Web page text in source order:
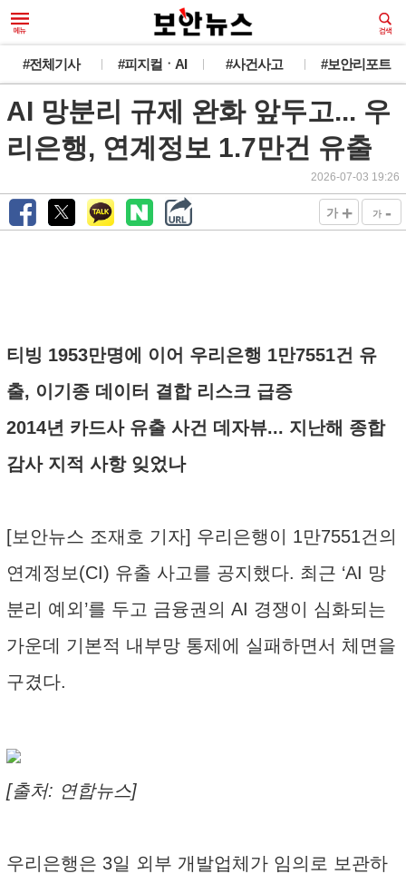
#전체기사 #피지컬ㆍAI #사건사고 #보안리포트
AI 망분리 규제 완화 앞두고... 우
리은행, 연계정보 1.7만건 유출
2026-07-03 19:26
가 + 가 -
티빙 1953만명에 이어 우리은행 1만7551건 유
출, 이기종 데이터 결합 리스크 급증
2014년 카드사 유출 사건 데자뷰... 지난해 종합
감사 지적 사항 잊었나
[보안뉴스 조재호 기자] 우리은행이 1만7551건의
연계정보(CI) 유출 사고를 공지했다. 최근 ‘AI 망
분리 예외’를 두고 금융권의 AI 경쟁이 심화되는
가운데 기본적 내부망 통제에 실패하면서 체면을
구겼다.
[출처: 연합뉴스]
우리은행은 3일 외부 개발업체가 임의로 보관하